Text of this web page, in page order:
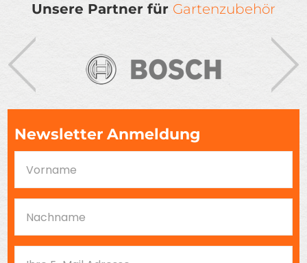
Unsere Partner für Gartenzubehör
Newsletter Anmeldung